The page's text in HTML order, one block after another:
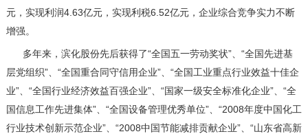
元，实现利润4.63亿元，实现利税6.52亿元，企业综合竞争实力不断
增强。
多年来，滨化股份先后获得了“全国五一劳动奖状”、“全国先进基
层党组织”、“全国重合同守信用企业”、“全国工业重点行业效益十佳企
业”、“全国行业经济效益百强企业”、“国家一级安全标准化企业”、“全
国信息工作先进集体”、“全国设备管理优秀单位”、“2008年度中国化工
行业技术创新示范企业”、“2008中国节能减排贡献企业”、“山东省高新